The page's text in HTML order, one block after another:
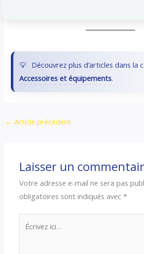
Découvrez plus d’articles dans la
Accessoires et équipements.
← Article précédent
Laisser un
Votre adresse e-mail ne sera pas
obligatoires sont indiqués avec*
Écrivez